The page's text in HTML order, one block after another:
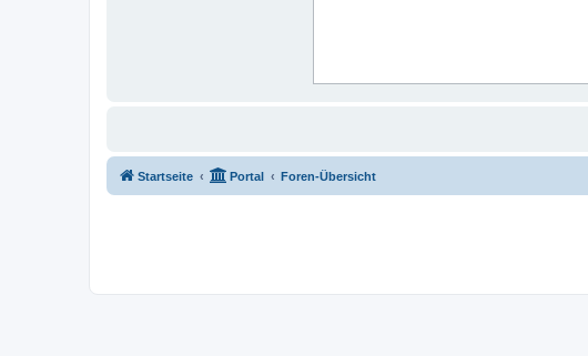
Startseite Portal Foren-Übersicht